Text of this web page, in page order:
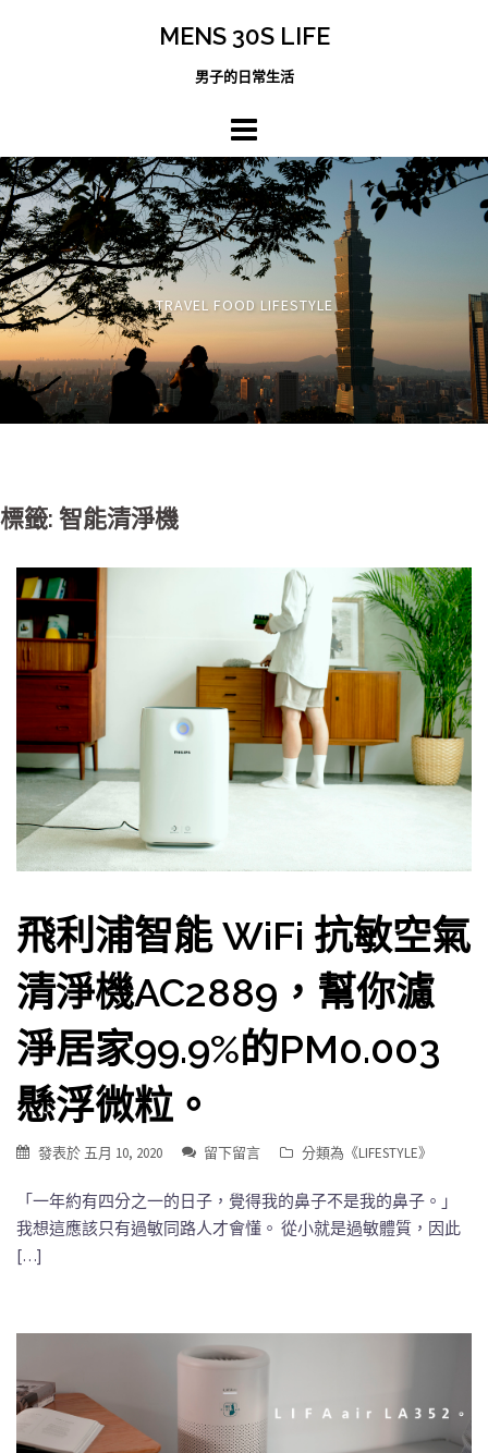
MENS 30S LIFE
男子的日常生活
TRAVEL FOOD LIFESTYLE
標籤: 智能清淨機
飛利浦智能 WiFi 抗敏空氣
清淨機AC2889，幫你濾
淨居家99.9%的PM0.003
懸浮微粒。
發表於 五月 10, 2020 留下留言 分類為《LIFESTYLE》
「一年約有四分之一的日子，覺得我的鼻子不是我的鼻子。」
我想這應該只有過敏同路人才會懂。 從小就是過敏體質，因此
[…]